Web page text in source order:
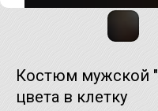
Костюм мужской
цвета в клетку